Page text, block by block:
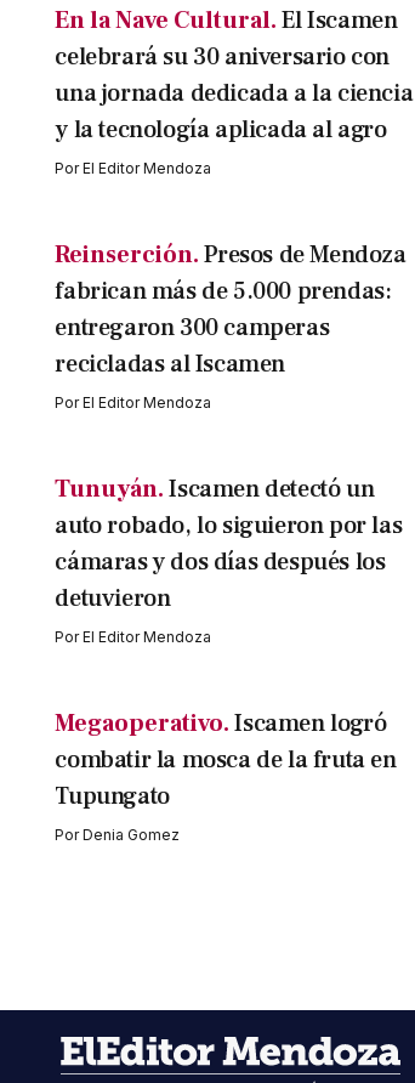
En la Nave Cultural. El Iscamen
celebrará su 30 aniversario con
una jornada dedicada a la ciencia
y la tecnología aplicada al agro
PorEl Editor Mendoza
Reinserción. Presos de Mendoza
fabrican más de 5.000 prendas:
entregaron 300 camperas
recicladas al Iscamen
PorEl Editor Mendoza
Tunuyán. Iscamen detectó un
auto robado, lo siguieron por las
cámaras y dos días después los
detuvieron
PorEl Editor Mendoza
Megaoperativo. Iscamen logró
combatir la mosca de la fruta en
Tupungato
PorDenia Gomez